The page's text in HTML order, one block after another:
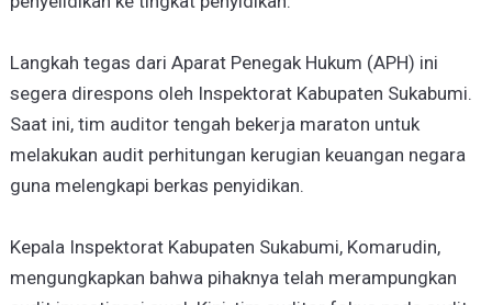
Langkah tegas dari Aparat Penegak Hukum (APH) ini
segera direspons oleh Inspektorat Kabupaten Sukabumi.
Saat ini, tim auditor tengah bekerja maraton untuk
melakukan audit perhitungan kerugian keuangan negara
guna melengkapi berkas penyidikan.
Kepala Inspektorat Kabupaten Sukabumi, Komarudin,
mengungkapkan bahwa pihaknya telah merampungkan